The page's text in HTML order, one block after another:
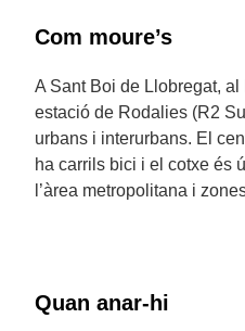
Com moure’s
A Sant Boi de Llobregat,
estació de Rodalies (R2
urbans i interurbans. El
ha carrils bici i el cotxe és
l’àrea metropolitana i
Quan anar-hi